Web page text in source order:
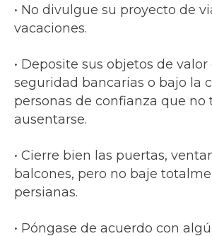
• No divulgue su proyecto de
vacaciones.
• Deposite sus objetos de
seguridad bancarias o bajo la
personas de confianza que no
ausentarse.
• Cierre bien las puertas,
balcones, pero no baje
persianas.
• Póngase de acuerdo con